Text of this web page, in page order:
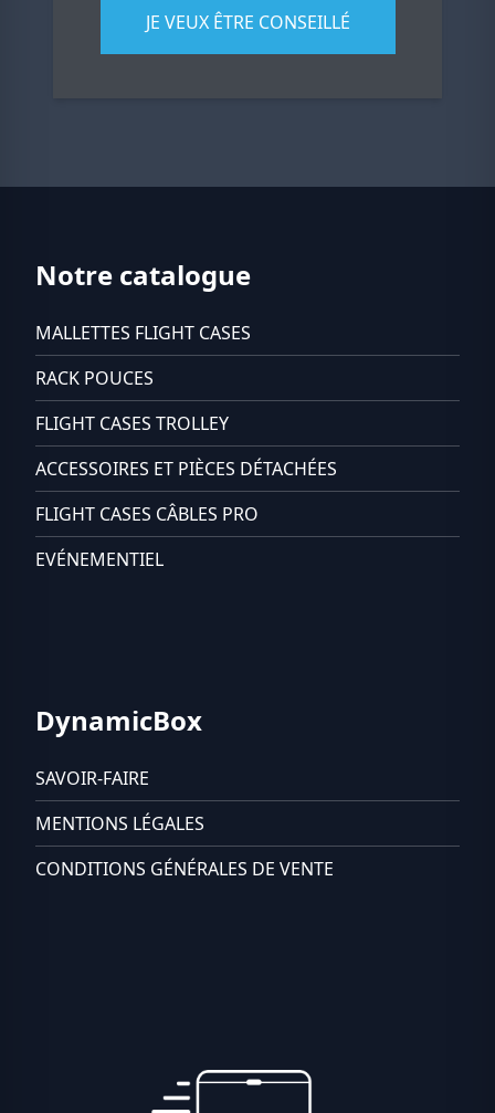
JE VEUX ÊTRE CONSEILLÉ
Notre catalogue
MALLETTES FLIGHT CASES
RACK POUCES
FLIGHT CASES TROLLEY
ACCESSOIRES ET PIÈCES DÉTACHÉES
FLIGHT CASES CÂBLES PRO
EVÉNEMENTIEL
DynamicBox
SAVOIR-FAIRE
MENTIONS LÉGALES
CONDITIONS GÉNÉRALES DE VENTE